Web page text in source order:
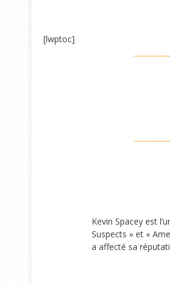
[lwptoc]
Kevin Spacey est
Suspects » et «
a affecté sa